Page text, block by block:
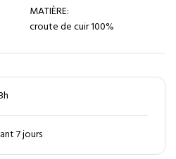
MATIÈRE:
croute de cuir 100%
7 jours